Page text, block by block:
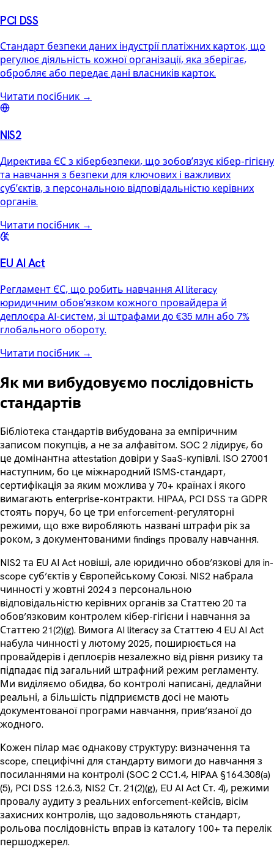
PCI DSS
Стандарт безпеки даних індустрії платіжних карток, що
регулює діяльність кожної організації, яка зберігає,
обробляє або передає дані власників карток.
Читати посібник →
NIS2
Директива ЄС з кібербезпеки, що зобовʼязує кібер-гігієну
та навчання з безпеки для ключових і важливих
субʼєктів, з персональною відповідальністю керівних
органів.
Читати посібник →
EU AI Act
Регламент ЄС, що робить навчання AI literacy
юридичним обовʼязком кожного провайдера й
деплоєра AI-систем, зі штрафами до €35 млн або 7%
глобального обороту.
Читати посібник →
Як ми вибудовуємо послідовність
стандартів
Бібліотека стандартів вибудована за емпіричним
записом покупців, а не за алфавітом. SOC 2 лідирує, бо
це домінантна attestation довіри у SaaS-купівлі. ISO 27001
наступним, бо це міжнародний ISMS-стандарт,
сертифікація за яким можлива у 70+ країнах і якого
вимагають enterprise-контракти. HIPAA, PCI DSS та GDPR
стоять поруч, бо це три enforcement-регуляторні
режими, що вже виробляють названі штрафи рік за
роком, з документованими findings провалу навчання.
NIS2 та EU AI Act новіші, але юридично обов’язкові для in-
scope суб’єктів у Європейському Союзі. NIS2 набрала
чинності у жовтні 2024 з персональною
відповідальністю керівних органів за Статтею 20 та
обов’язковим контролем кібер-гігієни і навчання за
Статтею 21(2)(g). Вимога AI literacy за Статтею 4 EU AI Act
набула чинності у лютому 2025, поширюється на
провайдерів і деплоєрів незалежно від рівня ризику та
підпадає під загальний штрафний режим регламенту.
Ми виділяємо обидва, бо контролі написані, дедлайни
реальні, а більшість підприємств досі не мають
документованої програми навчання, прив’язаної до
жодного.
Кожен пілар має однакову структуру: визначення та
scope, специфічні для стандарту вимоги до навчання з
посиланнями на контролі (SOC 2 CC1.4, HIPAA §164.308(a)
(5), PCI DSS 12.6.3, NIS2 Ст. 21(2)(g), EU AI Act Ст. 4), режими
провалу аудиту з реальних enforcement-кейсів, вісім
захисних контролів, що задовольняють стандарт,
рольова послідовність вправ із каталогу 100+ та перелік
першоджерел.